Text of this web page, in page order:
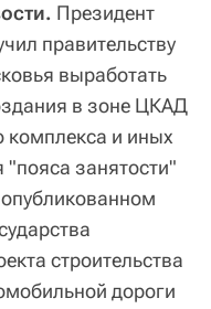
Президент
правительству
выработать
в зоне ЦКАД
комплекса и иных
занятости"
строительства
дороги